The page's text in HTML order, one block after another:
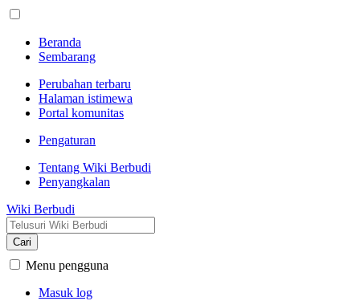
Beranda
Sembarang
Perubahan terbaru
Halaman istimewa
Portal komunitas
Pengaturan
Tentang Wiki Berbudi
Penyangkalan
Wiki Berbudi
Cari
Menu pengguna
Masuk log